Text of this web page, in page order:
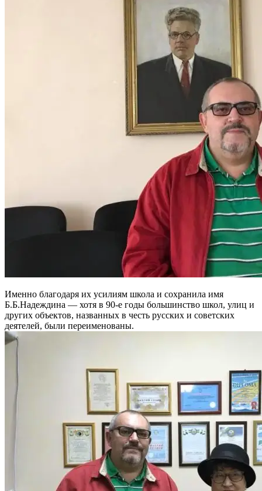
Именно благодаря их усилиям школа и сохранила имя
Б.Б.Надеждина — хотя в 90-е годы большинство школ, улиц и
других объектов, названных в честь русских и советских
деятелей, были переименованы.